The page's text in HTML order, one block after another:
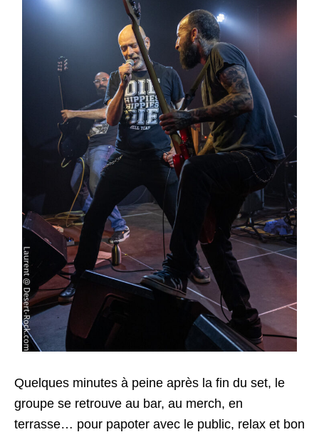
Quelques minutes à peine après la fin du set, le
groupe se retrouve au bar, au merch, en
terrasse… pour papoter avec le public, relax et bon